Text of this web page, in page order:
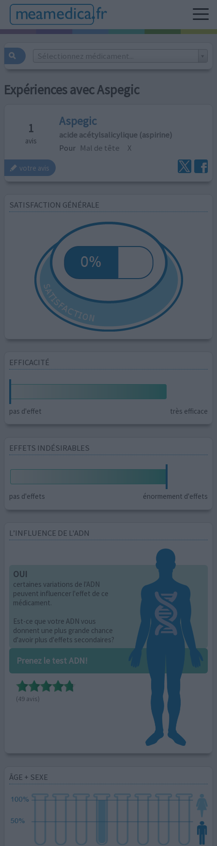
Sélectionnez médicament...
Expériences avec Aspegic
1
avis
Aspegic
acide acétylsalicylique (aspirine)
Pour Mal de tête X
votre avis
SATISFACTION GÉNÉRALE
EFFICACITÉ
pas d'effet très efficace
EFFETS INDÉSIRABLES
pas d'effets énormement d'effets
L’INFLUENCE DE L'ADN
OUI
certaines variations de l'ADN
peuvent influencer l'effet de ce
médicament.
Est-ce que votre ADN vous
donnent une plus grande chance
d'avoir plus d'effets secondaires?
Prenez le test ADN!
(49 avis)
ÂGE + SEXE